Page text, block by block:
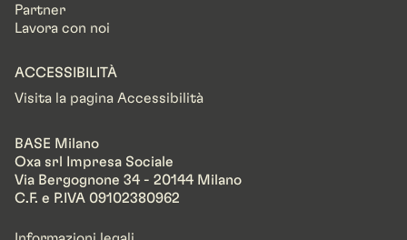
Partner
Lavora con noi
ACCESSIBILITÀ
Visita la pagina Accessibilità
BASE Milano
Oxa srl Impresa Sociale
Via Bergognone 34 - 20144 Milano
C.F. e P.IVA 09102380962